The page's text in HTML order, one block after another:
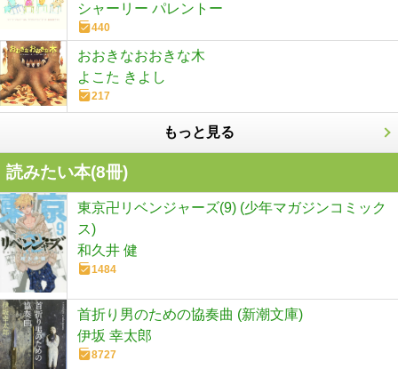
シャーリー パレントー
440
おおきなおおきな木
よこた きよし
217
もっと見る
読みたい本(8冊)
東京卍リベンジャーズ(9) (少年マガジンコミック
ス)
和久井 健
1484
首折り男のための協奏曲 (新潮文庫)
伊坂 幸太郎
8727